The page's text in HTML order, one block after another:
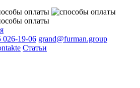
026-19-06 grand@furman.group
Статьи